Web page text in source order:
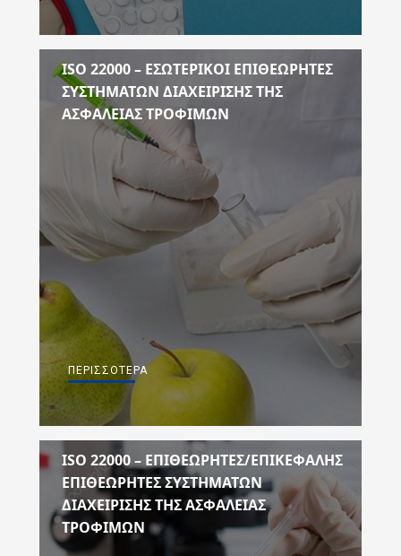
ISO 22000 – ΕΣΩΤΕΡΙΚΟΙ ΕΠΙΘΕΩΡΗΤΕΣ
ΣΥΣΤΗΜΑΤΩΝ ΔΙΑΧΕΙΡΙΣΗΣ ΤΗΣ
ΑΣΦΑΛΕΙΑΣ ΤΡΟΦΙΜΩΝ
ΠΕΡΙΣΣΌΤΕΡΑ
ISO 22000 – ΕΠΙΘΕΩΡΗΤΕΣ/ΕΠΙΚΕΦΑΛΗΣ
ΕΠΙΘΕΩΡΗΤΕΣ ΣΥΣΤΗΜΑΤΩΝ
ΔΙΑΧΕΙΡΙΣΗΣ ΤΗΣ ΑΣΦΑΛΕΙΑΣ
ΤΡΟΦΙΜΩΝ